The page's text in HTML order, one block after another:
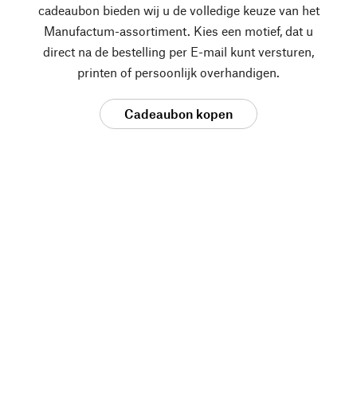
cadeaubon bieden wij u de volledige keuze van het
Manufactum-assortiment. Kies een motief, dat u
direct na de bestelling per E-mail kunt versturen,
printen of persoonlijk overhandigen.
Cadeaubon kopen